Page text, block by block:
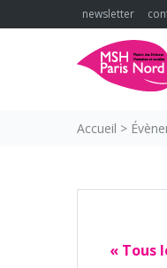
to
newsletter
Accueil >
« Tous